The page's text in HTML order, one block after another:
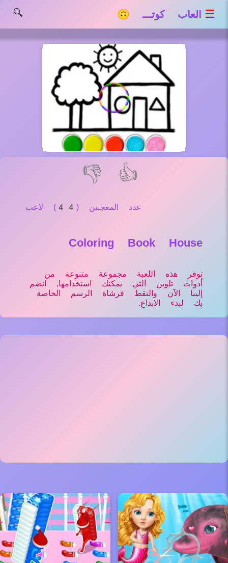
☰ العاب كوتـــ 🙃 🔍
👍
👎
عدد المعجبين (44) لاعب
Coloring Book House
توفر هذه اللعبة مجموعة متنوعة من
أدوات تلوين التي يمكنك استخدامها, انضم
إلينا الآن والتقط فرشاة الرسم الخاصة
بك لبدء الإبداع.